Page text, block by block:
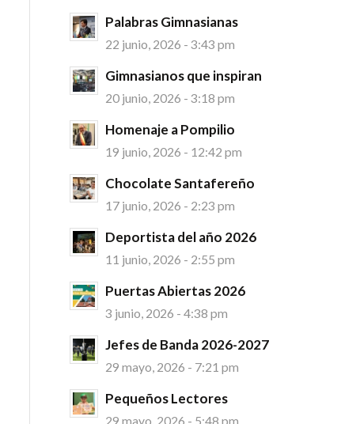
Palabras Gimnasianas
22 junio, 2026 - 3:43 pm
Gimnasianos que inspiran
20 junio, 2026 - 3:18 pm
Homenaje a Pompilio
19 junio, 2026 - 12:42 pm
Chocolate Santafereño
17 junio, 2026 - 2:23 pm
Deportista del año 2026
11 junio, 2026 - 2:55 pm
Puertas Abiertas 2026
3 junio, 2026 - 4:38 pm
Jefes de Banda 2026-2027
29 mayo, 2026 - 7:21 pm
Pequeños Lectores
29 mayo, 2026 - 5:48 pm